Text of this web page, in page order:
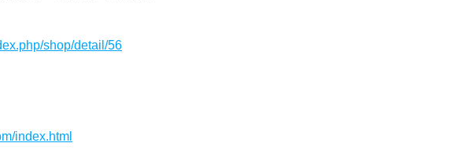
shop/detail/56
index.html